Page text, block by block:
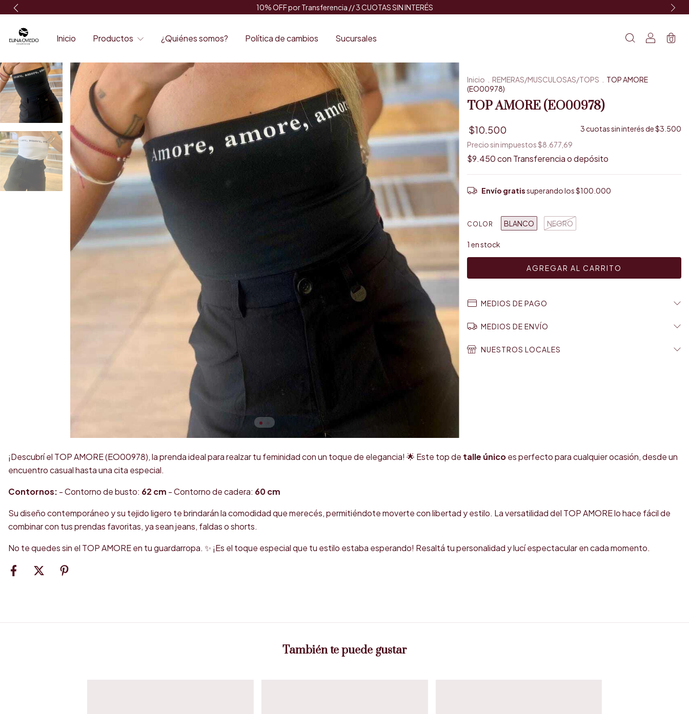
10% OFF por Transferencia // 3 CUOTAS SIN INTERÉS
Inicio Productos ¿Quiénes somos? Política de cambios Sucursales 0
Inicio REMERAS/MUSCULOSAS/TOPS
TOP AMORE
(EO00978)
TOP AMORE (EO00978)
$10.500 3cuotas sin interés de$3.500
Precio sin impuestos$8.677,69
$9.450con Transferencia o depósito
Envío gratissuperando los$100.000
COLOR BLANCO NEGRO
1 en stock
MEDIOS DE PAGO
MEDIOS DE ENVÍO
NUESTROS LOCALES
¡Descubrí el TOP AMORE (EO00978), la prenda ideal para realzar tu feminidad con un toque de elegancia! 🌟 Este top de talle únicoes perfecto para cualquier ocasión, desde un
encuentro casual hasta una cita especial.
Contornos: - Contorno de busto: 62 cm - Contorno de cadera: 60 cm
Su diseño contemporáneo y su tejido ligero te brindarán la comodidad que merecés, permitiéndote moverte con libertad y estilo. La versatilidad del TOP AMORE lo hace fácil de
combinar con tus prendas favoritas, ya sean jeans, faldas o shorts.
No te quedes sin el TOP AMORE en tu guardarropa. ✨ ¡Es el toque especial que tu estilo estaba esperando! Resaltá tu personalidad y lucí espectacular en cada momento.
También te puede gustar